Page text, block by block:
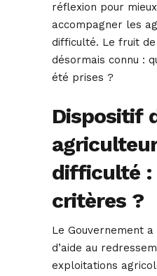
réflexion pour
accompagner les
difficulté. Le fruit
désormais connu :
été prises ?
Dispositif
difficulté :
critères ?
Le Gouvernement
d’aide au
exploitations